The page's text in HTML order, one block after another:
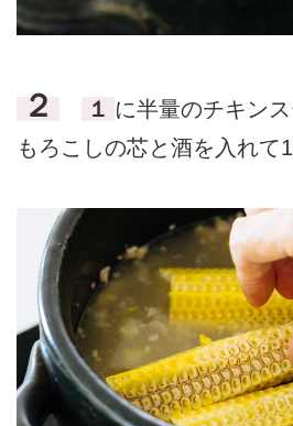
２ １ に半量のチキン
もろこしの芯と酒を入れて